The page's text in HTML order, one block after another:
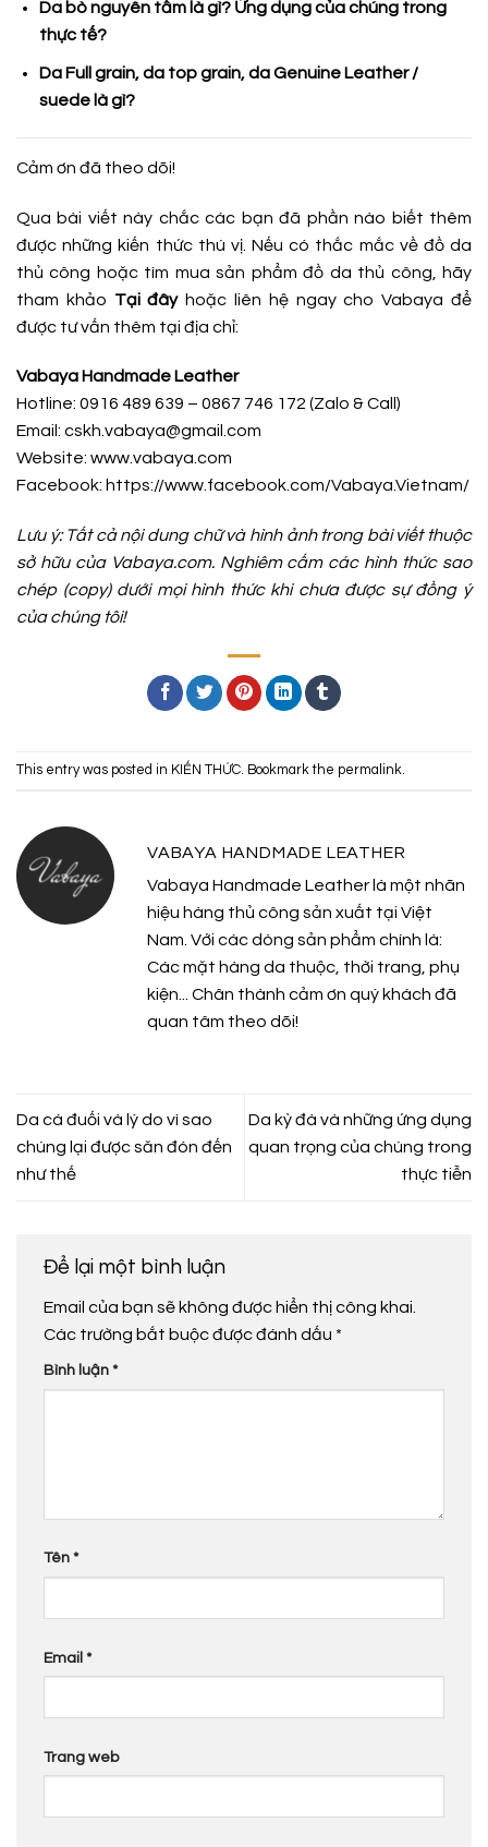
Da bò nguyên tấm là gì? Ứng dụng của chúng trong
thực tế?
Da Full grain, da top grain, da Genuine Leather /
suede là gì?
Cảm ơn đã theo dõi!
Qua bài viết này chắc các bạn đã phần nào biết thêm
được những kiến thức thú vị. Nếu có thắc mắc về đồ da
thủ công hoặc tìm mua sản phẩm đồ da thủ công, hãy
tham khảo Tại đâyhoặc liên hệ ngay cho Vabaya để
được tư vấn thêm tại địa chỉ:
Vabaya Handmade Leather
Hotline: 0916 489 639 – 0867 746 172 (Zalo & Call)
Email: cskh.vabaya@gmail.com
Website: www.vabaya.com
Facebook: https://www.facebook.com/Vabaya.Vietnam/
Lưu ý: Tất cả nội dung chữ và hình ảnh trong bài viết thuộc
sở hữu của Vabaya.com. Nghiêm cấm các hình thức sao
chép (copy) dưới mọi hình thức khi chưa được sự đồng ý
của chúng tôi!
This entry was posted in KIẾN THỨC. Bookmark the permalink.
VABAYA HANDMADE LEATHER
Vabaya Handmade Leather là một nhãn
hiệu hàng thủ công sản xuất tại Việt
Nam. Với các dòng sản phẩm chính là:
Các mặt hàng da thuộc, thời trang, phụ
kiện... Chân thành cảm ơn quý khách đã
quan tâm theo dõi!
Da cá đuối và lý do vì sao
chúng lại được săn đón đến
như thế
Da kỳ đà và những ứng dụng
quan trọng của chúng trong
thực tiễn
Để lại một bình luận
Email của bạn sẽ không được hiển thị công khai.
Các trường bắt buộc được đánh dấu *
Bình luận *
Tên *
Email *
Trang web